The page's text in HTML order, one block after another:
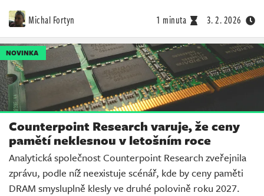
Michal Fortyn 1 minuta 3. 2. 2026
NOVINKA
Counterpoint Research varuje, že ceny
pamětí neklesnou v letošním roce
Analytická společnost Counterpoint Research zveřejnila
zprávu, podle níž neexistuje scénář, kde by ceny paměti
DRAM smysluplně klesly ve druhé polovině roku 2027.